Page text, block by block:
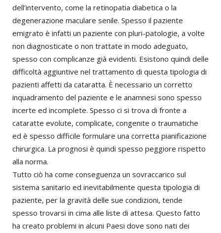
dell’intervento, come la retinopatia diabetica o la
degenerazione maculare senile. Spesso il paziente
emigrato è infatti un paziente con pluri-patologie, a volte
non diagnosticate o non trattate in modo adeguato,
spesso con complicanze già evidenti. Esistono quindi delle
difficoltà aggiuntive nel trattamento di questa tipologia di
pazienti affetti da cataratta. È necessario un corretto
inquadramento del paziente e le anamnesi sono spesso
incerte ed incomplete. Spesso ci si trova di fronte a
cataratte evolute, complicate, congenite o traumatiche
ed è spesso difficile formulare una corretta pianificazione
chirurgica. La prognosi è quindi spesso peggiore rispetto
alla norma.
Tutto ciò ha come conseguenza un sovraccarico sul
sistema sanitario ed inevitabilmente questa tipologia di
paziente, per la gravità delle sue condizioni, tende
spesso trovarsi in cima alle liste di attesa. Questo fatto
ha creato problemi in alcuni Paesi dove sono nati dei